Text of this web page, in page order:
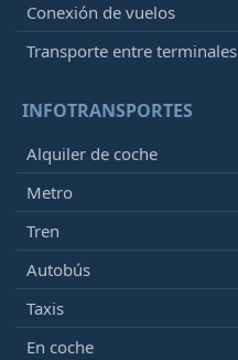
Conexión de vuelos
Transporte entre terminales
INFOTRANSPORTES
Alquiler de coche
Metro
Tren
Autobús
Taxis
En coche